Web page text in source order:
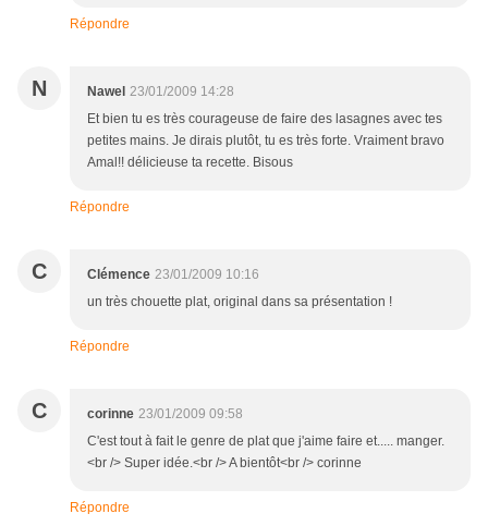
Répondre
N Nawel 23/01/2009 14:28
Et bien tu es très courageuse de faire des lasagnes avec tes
petites mains. Je dirais plutôt, tu es très forte. Vraiment bravo
Amal!! délicieuse ta recette. Bisous
Répondre
C Clémence 23/01/2009 10:16
un très chouette plat, original dans sa présentation !
Répondre
C corinne 23/01/2009 09:58
C'est tout à fait le genre de plat que j'aime faire et..... manger.
<br /> Super idée.<br /> A bientôt<br /> corinne
Répondre